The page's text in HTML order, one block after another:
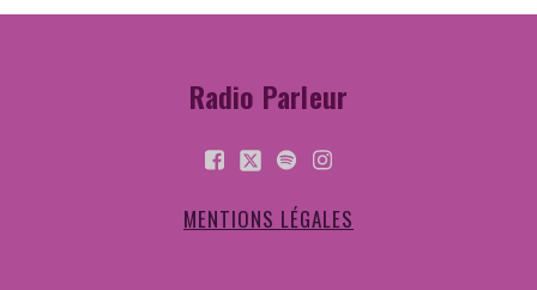
Radio Parleur
MENTIONS LÉGALES